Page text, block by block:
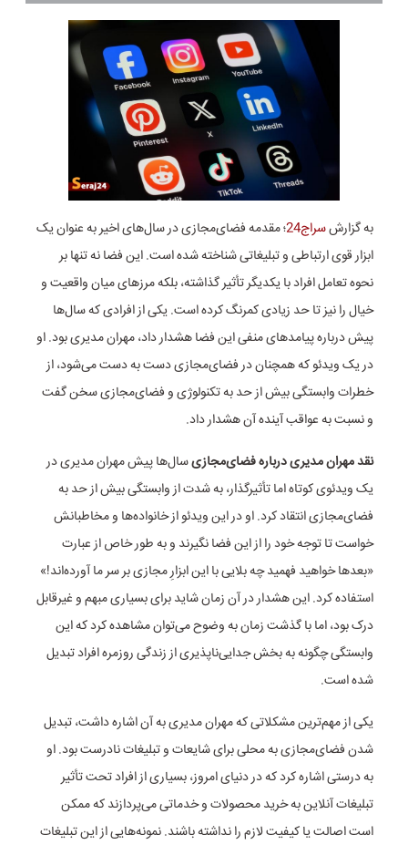
به گزارشسراج24
؛ مقدمه فضای‌مجازی در سال‌های اخیر به عنوان یک
ابزار قوی ارتباطی و تبلیغاتی شناخته شده است. این فضا نه تنها بر
نحوه تعامل افراد با یکدیگر تأثیر گذاشته، بلکه مرزهای میان واقعیت و
خیال را نیز تا حد زیادی کمرنگ کرده است. یکی از افرادی که سال‌ها
پیش درباره پیامدهای منفی این فضا هشدار داد، مهران مدیری بود. او
در یک ویدئو که همچنان در فضای‌مجازی دست به دست می‌شود، از
خطرات وابستگی بیش از حد به تکنولوژی و فضای‌مجازی سخن گفت
و نسبت به عواقب آینده آن هشدار داد.
نقد مهران مدیری درباره فضای‌مجازیسال‌ها پیش مهران مدیری در
یک ویدئوی کوتاه اما تأثیرگذار، به شدت از وابستگی بیش از حد به
فضای‌مجازی انتقاد کرد. او در این ویدئو از خانواده‌ها و مخاطبانش
خواست تا توجه خود را از این فضا نگیرند و به طور خاص از عبارت
«بعدها خواهید فهمید چه بلایی با این ابزارِ مجازی بر سر ما آورده‌اند!»
استفاده کرد. این هشدار در آن زمان شاید برای بسیاری مبهم و غیرقابل
درک بود، اما با گذشت زمان به وضوح می‌توان مشاهده کرد که این
وابستگی چگونه به بخش جدایی‌ناپذیری از زندگی روزمره افراد تبدیل
شده است.
یکی از مهم‌ترین مشکلاتی که مهران مدیری به آن اشاره داشت، تبدیل
شدن فضای‌مجازی به محلی برای شایعات و تبلیغات نادرست بود. او
به درستی اشاره کرد که در دنیای امروز، بسیاری از افراد تحت تأثیر
تبلیغات آنلاین به خرید محصولات و خدماتی می‌پردازند که ممکن
است اصالت یا کیفیت لازم را نداشته باشند. نمونه‌هایی از این تبلیغات